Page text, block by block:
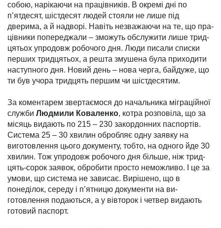
собою, нарі­каючи на працівників. В окремі дні по
п’ятдесят, шістдесят людей стояли не лише під
дверима, а й надворі. Навіть незважаючи на те, що пра­
цівники попереджали – змо­жуть обслужити лише трид­
цятьох упродовж робочого дня. Люди писали списки
пер­ших тридцятьох, а решта зму­шена була приходити
наступ­ного дня. Новий день – нова черга, бай­дуже, що
ти був учора тридцять першим чи шістдесятим.
За коментарем звертаємося до начальника міграційної
служ­би Людмили Коваленко, котра розповіла, що за
місяць видають по 215 – 230 закор­донних пас­портів.
Система 25 – 30 хвилин обробляє одну заявку на
виготов­лення цього документу, тобто, на одного йде 30
хвилин. Тож упродовж робочого дня більше, ніж трид­
цять-сорок заявок, обробити просто неможливо. І це за
умови, що система не зависає. Вирішено, що в
понеділок, середу і п’ятницю документи на ви­
готовлення подаються, а у вів­торок і четвер видають
готовий пас­порт.